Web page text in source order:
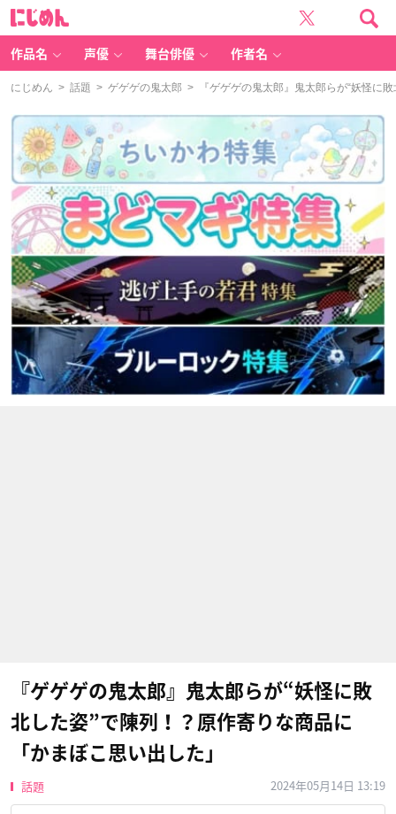
作品名 声優 舞台俳優 作者名
にじめん > 話題 > ゲゲゲの鬼太郎 > 『ゲゲゲの鬼太郎』鬼太郎らが“妖怪に
『ゲゲゲの鬼太郎』鬼太郎らが“妖怪に敗
北した姿”で陳列！？原作寄りな商品に
「かまぼこ思い出した」
話題 2024年05月14日 13:19